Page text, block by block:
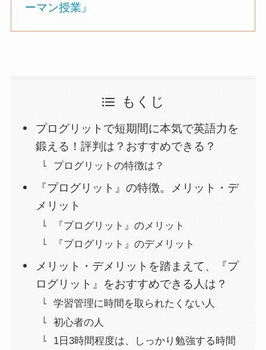
ーマン授業』
もくじ
プログリットで短期間に本気で英語力を
鍛える！評判は？おすすめできる？
プログリットの特徴は？
『プログリット』の特徴。メリット・デ
メリット
『プログリット』のメリット
『プログリット』のデメリット
メリット・デメリットを踏まえて、『プ
ログリット』をおすすめできる人は？
学習管理に時間を取られたくない人
初心者の人
1日3時間程度は、しっかり勉強する時間